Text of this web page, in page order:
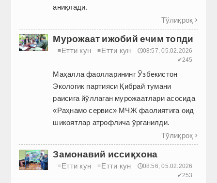
аниқлади.
Тўлиқроқ 
Мурожаат ижобий ечим топди
≡Етти кун ≡Етти кун
🕔08:57, 05.02.2026
✔245
Маҳалла фаолларининг Ўзбекистон
Экологик партияси Қиб­рай тумани
раисига йўллаган мурожаатлари асосида
«Раҳнамо сервиc» МЧЖ фаолиятига оид
шикоятлар атрофлича ўрганилди.
Тўлиқроқ 
Замонавий иссиқхона
≡Етти кун ≡Етти кун
🕔08:56, 05.02.2026
✔253